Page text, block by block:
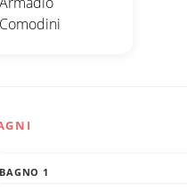
Comodini
BAGNO 1